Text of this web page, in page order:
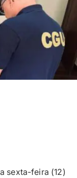
sexta-feira (12)